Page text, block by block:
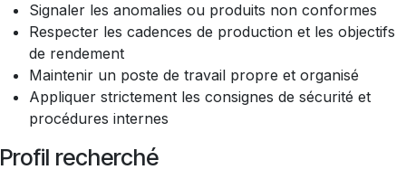
Signaler les anomalies ou produits non conformes
Respecter les cadences de production et les objectifs
de rendement
Maintenir un poste de travail propre et organisé
Appliquer strictement les consignes de sécurité et
procédures internes
Profil recherché